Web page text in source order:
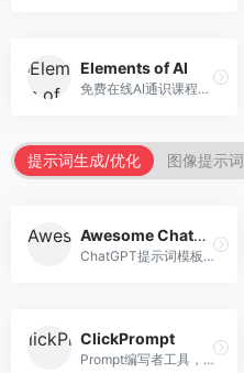
Elements of AI
免费在线AI通识课程，专注于AI基础知识普及。面向普通大众，提供AI概念、原理、应用等入门知识，语言通俗易懂。
提示词生成/优化 图像提示词
Awesome ChatGPT Prompts
ChatGPT提示词模板库，专注于实用提示词收集。面向ChatGPT用户，提供提示词模板、使用场景、效果展示等资源，模板实用性强。
ClickPrompt
Prompt编写者工具，专注于提示词创作辅助。面向提示词创作者，提供提示词编辑、测试、分享等服务，创作工具完善。